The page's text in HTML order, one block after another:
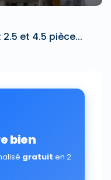
et 4.5 pièce...
bien
gratuit en 2